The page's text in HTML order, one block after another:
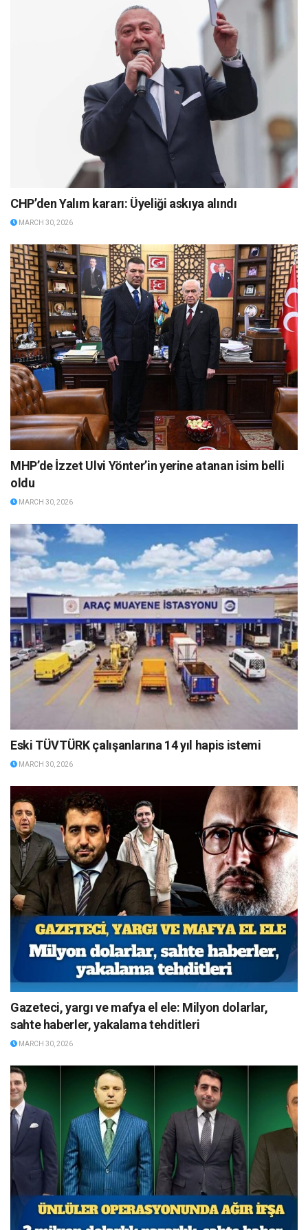
CHP’den Yalım kararı: Üyeliği askıya alındı
MARCH 30, 2026
MHP’de İzzet Ulvi Yönter’in yerine atanan isim belli
oldu
MARCH 30, 2026
Eski TÜVTÜRK çalışanlarına 14 yıl hapis istemi
MARCH 30, 2026
Gazeteci, yargı ve mafya el ele: Milyon dolarlar,
sahte haberler, yakalama tehditleri
MARCH 30, 2026